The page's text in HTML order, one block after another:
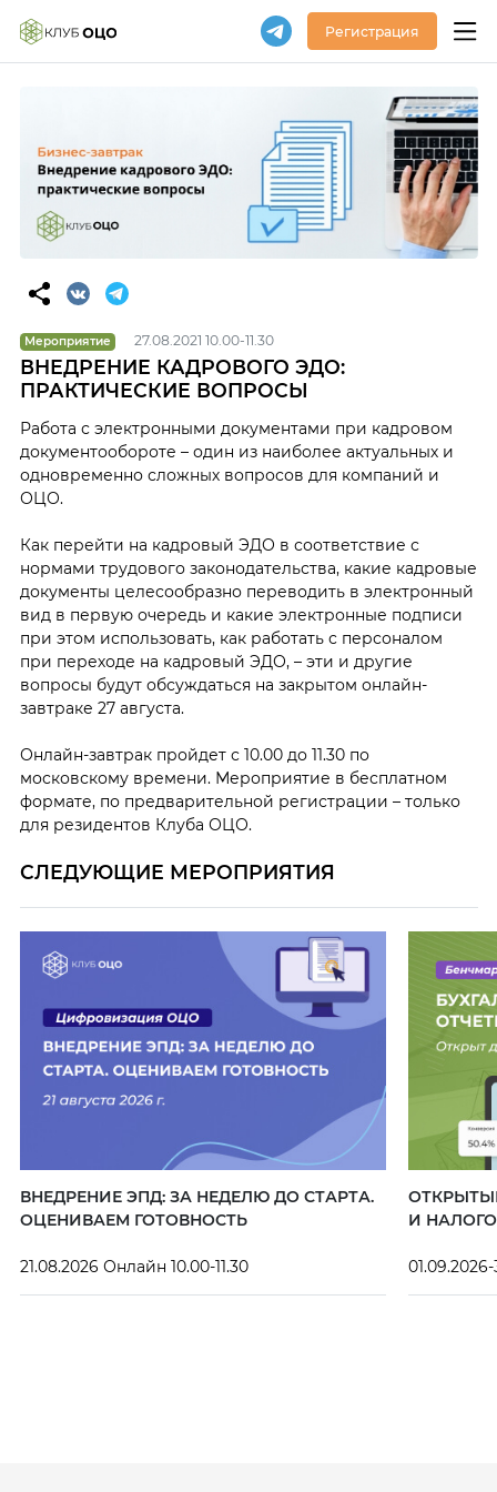
Регистрация
Мероприятие 27.08.2021 10.00-11.30
ВНЕДРЕНИЕ КАДРОВОГО ЭДО:
ПРАКТИЧЕСКИЕ ВОПРОСЫ
Работа с электронными документами при кадровом
документообороте – один из наиболее актуальных и
одновременно сложных вопросов для компаний и
ОЦО.
Как перейти на кадровый ЭДО в соответствие с
нормами трудового законодательства, какие кадровые
документы целесообразно переводить в электронный
вид в первую очередь и какие электронные подписи
при этом использовать, как работать с персоналом
при переходе на кадровый ЭДО, – эти и другие
вопросы будут обсуждаться на закрытом онлайн-
завтраке 27 августа.
Онлайн-завтрак пройдет с 10.00 до 11.30 по
московскому времени. Мероприятие в бесплатном
формате, по предварительной регистрации – только
для резидентов Клуба ОЦО.
СЛЕДУЮЩИЕ МЕРОПРИЯТИЯ
ВНЕДРЕНИЕ ЭПД: ЗА НЕДЕЛЮ ДО СТАРТА.
ОЦЕНИВАЕМ ГОТОВНОСТЬ
21.08.2026 Онлайн 10.00-11.30
И
01.09.2026-